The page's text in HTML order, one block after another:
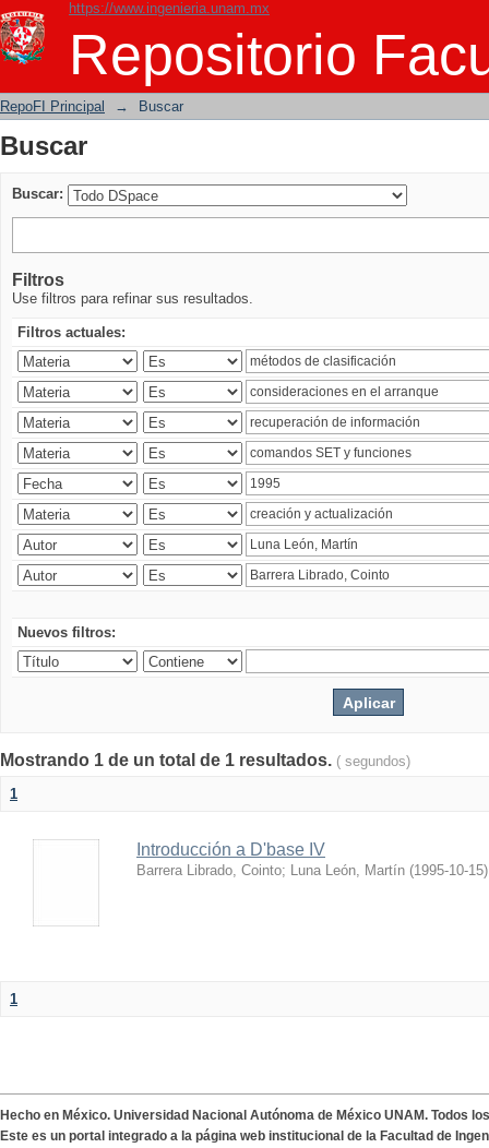
https://www.ingenieria.unam.mx
Repositorio
Buscar
RepoFI Principal → Buscar
Buscar
Buscar:
Filtros
Use filtros para refinar sus resultados.
Filtros actuales:
Nuevos filtros:
Mostrando 1 de un total de 1 resultados. ( segundos)
1
Introducción a D'base IV
Barrera Librado, Cointo; Luna León, Martín (1995-10-15)
1
Hecho en México. Universidad Nacional Autónoma de México UNAM. Todos
Este es un portal integrado a la página web institucional de la Facultad de